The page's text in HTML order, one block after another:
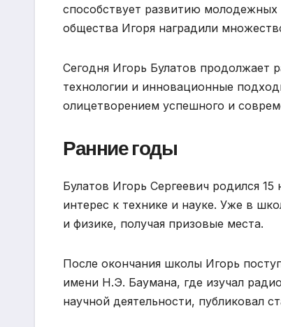
способствует развитию
общества Игоря наградили
Сегодня Игорь Булатов продолжает
технологии и инновационные
олицетворением успешного и
Ранние годы
Булатов Игорь Сергеевич родился
интерес к технике и науке. Уже в
и физике, получая призовые места.
После окончания школы Игорь
имени Н.Э. Баумана, где изучал
научной деятельности, публиковал